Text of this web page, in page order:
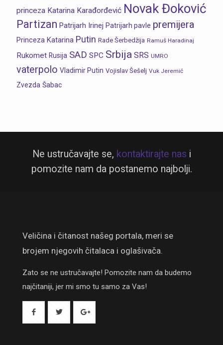
princeza Katarina Karađorđević Novak Đoković
Partizan Patrijarh Irinej Patrijarh pavle premijera
Princeza Katarina Putin Rade Šerbedžija Ramuš Haradinaj
Rukomet Rusija SAD SPC Srbija SRS UMRO
vaterpolo Vladimir Putin Vojislav Šešelj Vuk Jeremić
Zvezda Šabac
Ne ustručavajte se, kontaktirajte nas i
pomozite nam da postanemo najbolji.
Veličina i čitanost našeg portala, meri se
brojem njegovih čitalaca i oglašivača.
Zato se ne ustručavajte! Pomozite nam da budemo
najčitaniji, jer mi smo tu samo za Vas!